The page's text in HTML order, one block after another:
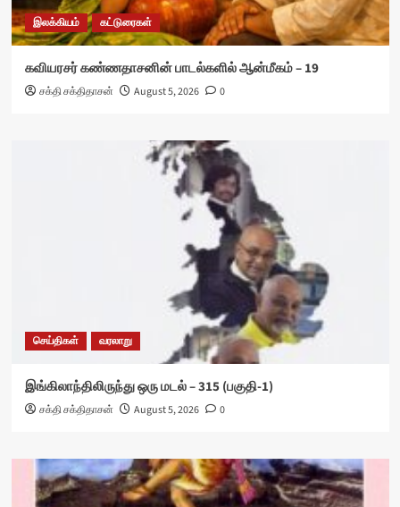
இலக்கியம் கட்டுரைகள்
கவியரசர் கண்ணதாசனின் பாடல்களில் ஆன்மீகம் – 19
சக்தி சக்திதாசன் August 5, 2026 0
செய்திகள் வரலாறு
இங்கிலாந்திலிருந்து ஒரு மடல் – 315 (பகுதி-1)
சக்தி சக்திதாசன் August 5, 2026 0